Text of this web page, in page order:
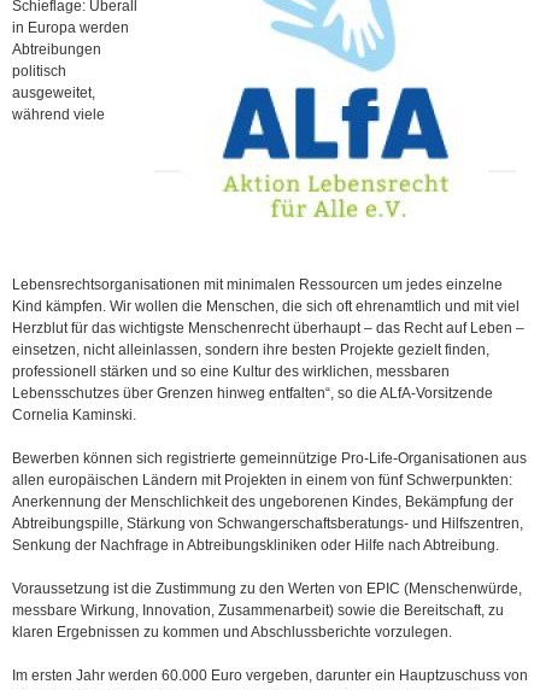
Schieflage: Überall
in Europa werden
Abtreibungen
politisch
ausgeweitet,
während viele
Lebensrechtsorganisationen mit minimalen Ressourcen um jedes einzelne
Kind kämpfen. Wir wollen die Menschen, die sich oft ehrenamtlich und mit viel
Herzblut für das wichtigste Menschenrecht überhaupt – das Recht auf Leben –
einsetzen, nicht alleinlassen, sondern ihre besten Projekte gezielt finden,
professionell stärken und so eine Kultur des wirklichen, messbaren
Lebensschutzes über Grenzen hinweg entfalten“, so die ALfA-Vorsitzende
Cornelia Kaminski.
Bewerben können sich registrierte gemeinnützige Pro-Life-Organisationen aus
allen europäischen Ländern mit Projekten in einem von fünf Schwerpunkten:
Anerkennung der Menschlichkeit des ungeborenen Kindes, Bekämpfung der
Abtreibungspille, Stärkung von Schwangerschaftsberatungs- und Hilfszentren,
Senkung der Nachfrage in Abtreibungskliniken oder Hilfe nach Abtreibung.
Voraussetzung ist die Zustimmung zu den Werten von EPIC (Menschenwürde,
messbare Wirkung, Innovation, Zusammenarbeit) sowie die Bereitschaft, zu
klaren Ergebnissen zu kommen und Abschlussberichte vorzulegen.
Im ersten Jahr werden 60.000 Euro vergeben, darunter ein Hauptzuschuss von